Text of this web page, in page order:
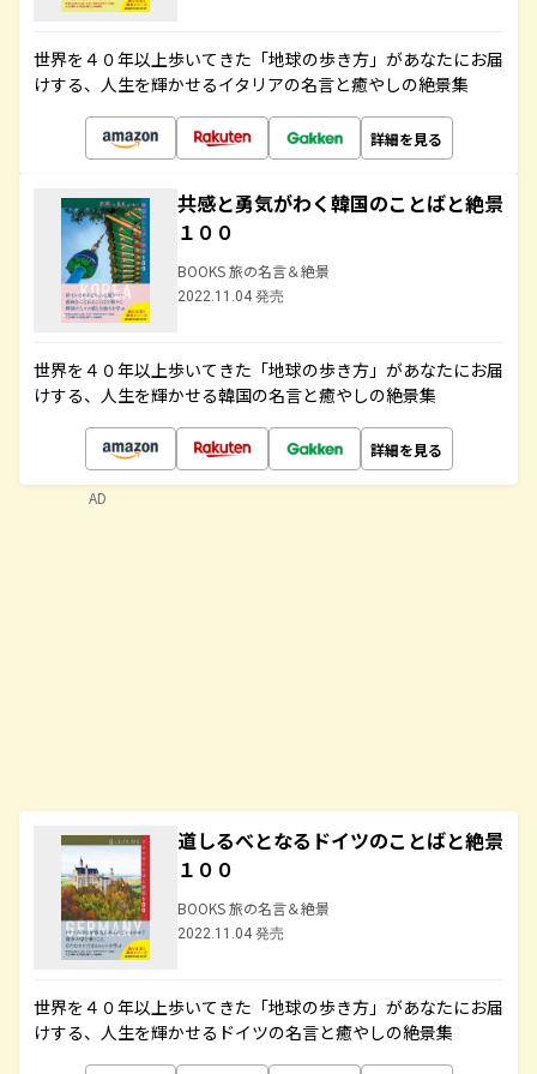
世界を４０年以上歩いてきた「地球の歩き方」があなたにお届
けする、人生を輝かせるイタリアの名言と癒やしの絶景集
詳細を見る
共感と勇気がわく韓国のことばと絶景
１００
BOOKS 旅の名言＆絶景
2022.11.04 発売
世界を４０年以上歩いてきた「地球の歩き方」があなたにお届
けする、人生を輝かせる韓国の名言と癒やしの絶景集
詳細を見る
道しるべとなるドイツのことばと絶景
１００
BOOKS 旅の名言＆絶景
2022.11.04 発売
世界を４０年以上歩いてきた「地球の歩き方」があなたにお届
けする、人生を輝かせるドイツの名言と癒やしの絶景集
AD